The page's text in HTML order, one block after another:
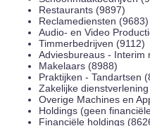
Restaurants (9897)
Reclamediensten (9683)
Audio- en Video
Timmerbedrijven (9112)
Adviesbureaus - Interim
Makelaars (8988)
Praktijken - Tandartsen
Zakelijke
Overige Machines en
Holdings (geen
Financiële holdings